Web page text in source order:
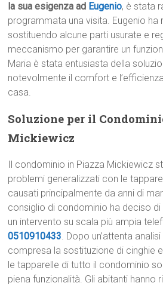
la sua esigenza ad Eugenio, è stata
programmata una visita. Eugenio ha
sostituendo alcune parti usurate e
meccanismo per garantire un
Maria è stata entusiasta della
notevolmente il comfort e
casa.
Soluzione per il
Mickiewicz
Il condominio in Piazza Mickiewicz
problemi generalizzati con le
causati principalmente da anni di
consiglio di condominio ha deciso
un intervento su scala più ampia
0510910433. Dopo un’attenta
compresa la sostituzione di cinghie
le tapparelle di tutto il condominio
piena funzionalità. Gli abitanti hanno